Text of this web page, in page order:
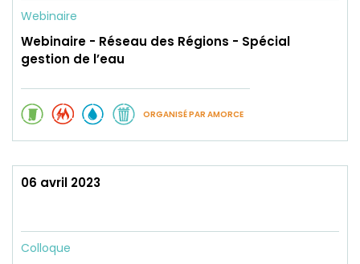
Webinaire
Webinaire - Réseau des Régions - Spécial
gestion de l’eau
ORGANISÉ PAR AMORCE
06 avril 2023
Colloque